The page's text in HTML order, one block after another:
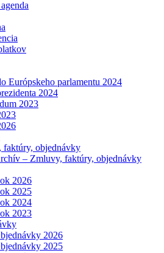
Európskeho parlamentu 2024
2024
2023
faktúry, objednávky
– Zmluvy, faktúry, objednávky
2026
2025
2024
2023
2026
2025